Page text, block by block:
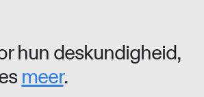
hun deskundigheid,
meer.